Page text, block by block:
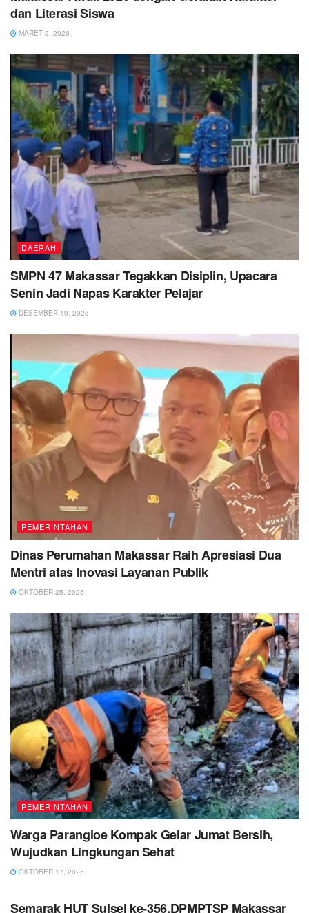
dan Literasi Siswa
MARET 2, 2026
DAERAH
SMPN 47 Makassar Tegakkan Disiplin, Upacara
Senin Jadi Napas Karakter Pelajar
DESEMBER 19, 2025
PEMERINTAHAN
Dinas Perumahan Makassar Raih Apresiasi Dua
Mentri atas Inovasi Layanan Publik
OKTOBER 25, 2025
PEMERINTAHAN
Warga Parangloe Kompak Gelar Jumat Bersih,
Wujudkan Lingkungan Sehat
OKTOBER 17, 2025
Semarak HUT Sulsel ke-356,DPMPTSP Makassar